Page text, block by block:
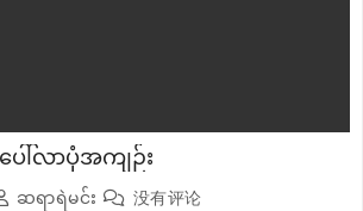
ပေါ်လာပုံအကျဉ်း
ဆရာရဲမင်း 没有评论